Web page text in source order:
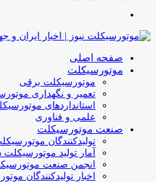
صفحه اصلی
موتورسیکلت
موتورسیکلت برقی
تعمیر و نگهداری
استانداردهای
علمی و فناوری
صنعت موتورسیکلت
تولیدکنندگان
آمار تولید موتورسیکلت
انجمن صنعت
اخبار تولیدکنندگان